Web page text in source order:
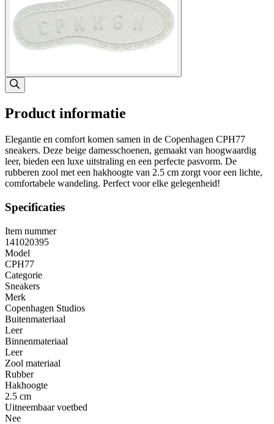
Product informatie
Elegantie en comfort komen samen in de Copenhagen CPH77
sneakers. Deze beige damesschoenen, gemaakt van hoogwaardig
leer, bieden een luxe uitstraling en een perfecte pasvorm. De
rubberen zool met een hakhoogte van 2.5 cm zorgt voor een lichte,
comfortabele wandeling. Perfect voor elke gelegenheid!
Specificaties
Item nummer
141020395
Model
CPH77
Categorie
Sneakers
Merk
Copenhagen Studios
Buitenmateriaal
Leer
Binnenmateriaal
Leer
Zool materiaal
Rubber
Hakhoogte
2.5 cm
Uitneembaar voetbed
Nee